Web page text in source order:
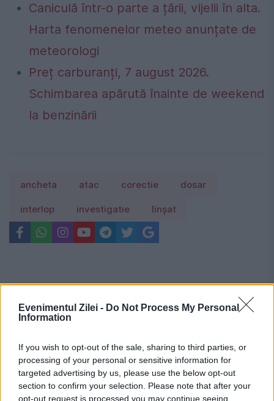
Evenimentul Zilei - Do Not Process My Personal
Information
If you wish to opt-out of the sale, sharing to third parties, or
processing of your personal or sensitive information for
targeted advertising by us, please use the below opt-out
section to confirm your selection. Please note that after your
opt-out request is processed you may continue seeing
Caniculă într-o parte a țării, vijelii în alta.
Harta fenomenelor meteo anunțate de
meteorologi
Preț carburanți, 7 august 2026.
Schimbarea apărută înainte de weekend
la benzinării
ancheta atac corectie dosar
interlop investigatie linșat